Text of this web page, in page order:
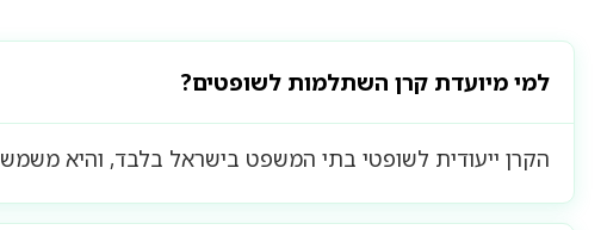
למי מיועדת קרן השתלמות לשופטים?
הקרן ייעודית לשופטי בתי המשפט בישראל בלבד, והיא